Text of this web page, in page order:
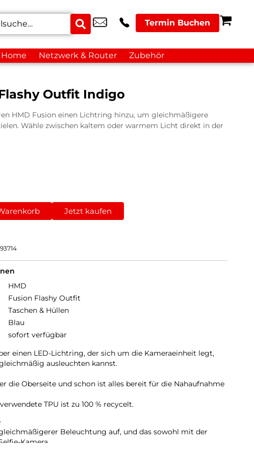
Termin Buchen
Netzwerk & Router Zubehör
Outfit Indigo
HMD Fusion einen Lichtring hinzu, um gleichmäßigere
Wähle zwischen kaltem oder warmem Licht direkt in der
Jetzt kaufen
HMD
Fusion Flashy Outfit
Taschen & Hüllen
Blau
sofort verfügbar
einen LED-Lichtring, der sich um die Kameraeinheit legt,
ausleuchten kannst.
die Oberseite und schon ist alles bereit für die Nahaufnahme
TPU ist zu 100 % recycelt.
Beleuchtung auf, und das sowohl mit der
Kamera.